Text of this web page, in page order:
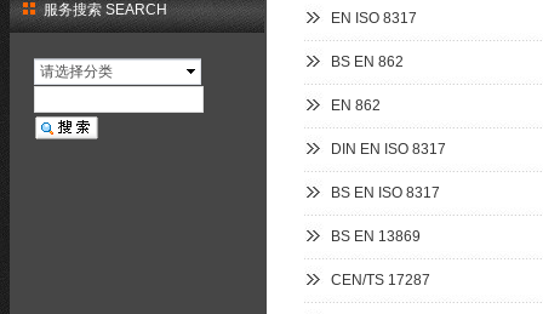
服务搜索 SEARCH
请选择分类
EN ISO 8317
BS EN 862
EN 862
DIN EN ISO 8317
BS EN ISO 8317
BS EN 13869
CEN/TS 17287